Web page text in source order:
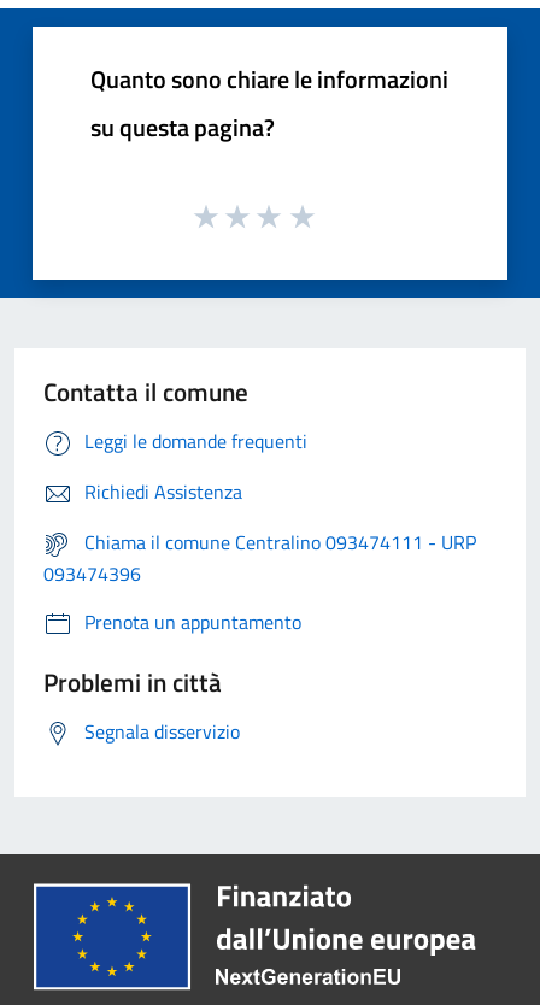
Quanto sono chiare le informazioni
su questa pagina?
Contatta il comune
Leggi le domande frequenti
Richiedi Assistenza
Chiama il comune Centralino 093474111 - URP
093474396
Prenota un appuntamento
Problemi in città
Segnala disservizio